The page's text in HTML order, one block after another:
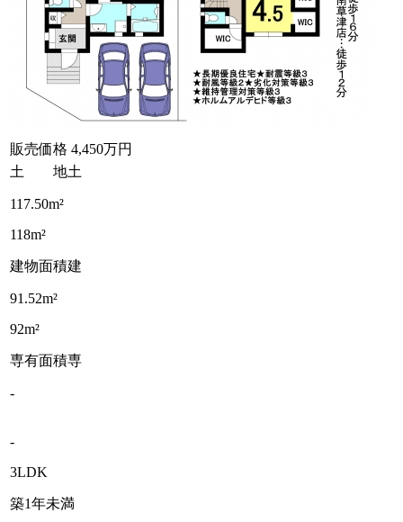
販売価格 4,450万円
土 地土
117.50m²
118m²
建物面積建
91.52m²
92m²
専有面積専
-
-
3LDK
築1年未満